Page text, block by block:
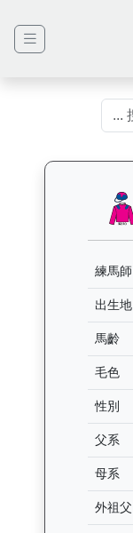
練馬師
出生地
馬齡
毛色
性別
父系
母系
外祖父